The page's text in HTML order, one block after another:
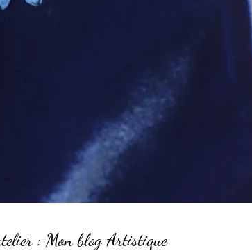
: Mon blog Artistique